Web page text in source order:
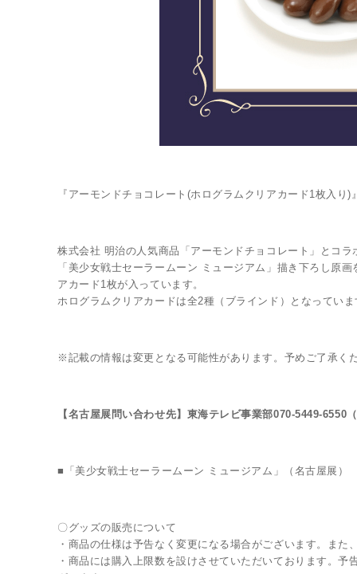
『アーモンドチョコレート(ホログラムクリアカード1枚入り)
株式会社 明治の人気商品「アーモンドチョコレート」とコラ
「美少女戦士セーラームーン ミュージアム」描き下ろし原
アカード1枚が入っています。
ホログラムクリアカードは全2種（ブラインド）となってい
※記載の情報は変更となる可能性があります。予めご了承く
【名古屋展問い合わせ先】東海テレビ事業部070-5449-6550
■「美少女戦士セーラームーン ミュージアム」（名古屋展）
〇グッズの販売について
・商品の仕様は予告なく変更になる場合がございます。ま
・商品には購入上限数を設けさせていただいております。